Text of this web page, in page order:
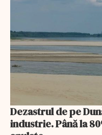
Dezastrul de pe
industrie. Până la